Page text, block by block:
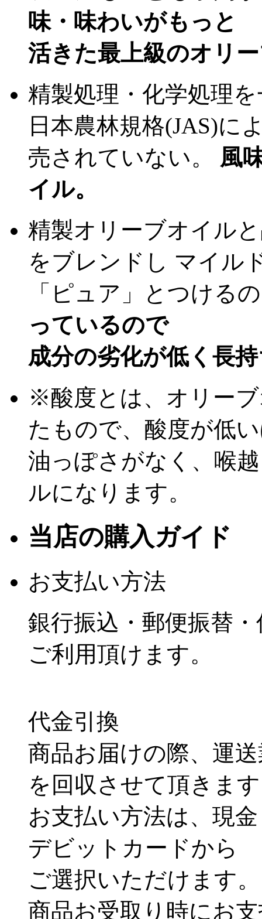
味・味わいがもっと
活きた最上級のオリ
精製処理・化学処理
日本農林規格(JAS)に
売されていない。 風
イル。
精製オリーブオイル
をブレンドし マイル
「ピュア」とつける
っているので
成分の劣化が低く長
※酸度とは、オリー
たもので、酸度が低
油っぽさがなく、喉
ルになります。
当店の購入ガイド
お支払い方法
銀行振込・郵便振替
ご利用頂けます。
代金引換
商品お届けの際、運
を回収させて頂きま
お支払い方法は、現
デビットカードから
ご選択いただけます。
商品お受取り時にお